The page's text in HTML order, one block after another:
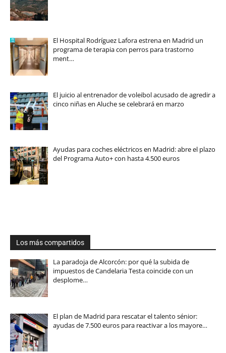
El Hospital Rodríguez Lafora estrena en Madrid un
programa de terapia con perros para trastorno
ment…
El juicio al entrenador de voleibol acusado de agredir a
cinco niñas en Aluche se celebrará en marzo
Ayudas para coches eléctricos en Madrid: abre el plazo
del Programa Auto+ con hasta 4.500 euros
Los más compartidos
La paradoja de Alcorcón: por qué la subida de
impuestos de Candelaria Testa coincide con un
desplome…
El plan de Madrid para rescatar el talento sénior:
ayudas de 7.500 euros para reactivar a los mayore…